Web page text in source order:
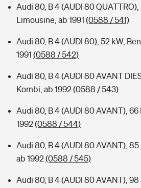
Audi 80, B 4 (AUDI 80 QUATTRO),
Limousine, ab 1991 (0588 / 541)
Audi 80, B 4 (AUDI 80), 52 kW,
1991 (0588 / 542)
Audi 80, B 4 (AUDI 80 AVANT
Kombi, ab 1992(0588 / 543)
Audi 80, B 4 (AUDI 80 AVANT),
1992(0588 / 544)
Audi 80, B 4 (AUDI 80 AVANT), 85
ab 1992(0588 / 545)
Audi 80, B 4 (AUDI 80 AVANT), 98